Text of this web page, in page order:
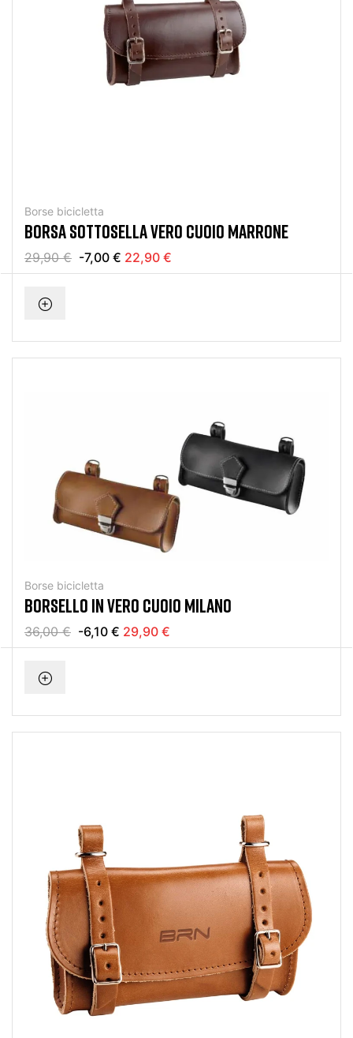
Borse bicicletta
BORSA SOTTOSELLA VERO CUOIO MARRONE
29,90 € -7,00 € 22,90 €
Borse bicicletta
BORSELLO IN VERO CUOIO MILANO
36,00 € -6,10 € 29,90 €